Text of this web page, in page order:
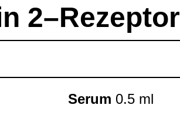
2–Rezep­tor
Serum 0.5 ml